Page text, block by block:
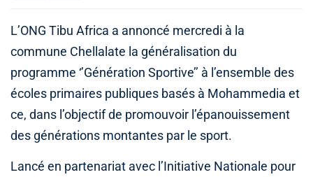
L’ONG Tibu Africa a annoncé mercredi à la
commune Chellalate la généralisation du
programme ‘’Génération Sportive’’ à l’ensemble des
écoles primaires publiques basés à Mohammedia et
ce, dans l’objectif de promouvoir l’épanouissement
des générations montantes par le sport.
Lancé en partenariat avec l’Initiative Nationale pour